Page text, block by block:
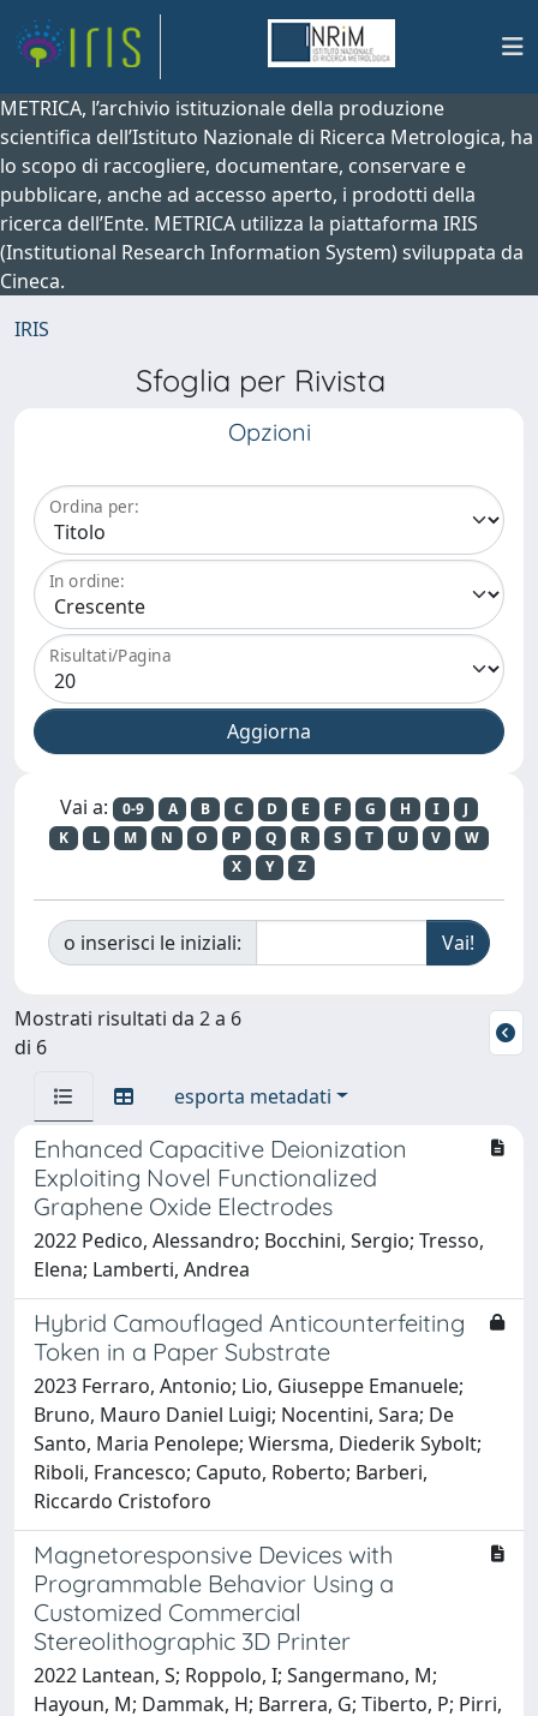
METRICA, l’archivio istituzionale della produzione
scientifica dell’Istituto Nazionale di Ricerca Metrologica, ha
lo scopo di raccogliere, documentare, conservare e
pubblicare, anche ad accesso aperto, i prodotti della
ricerca dell’Ente. METRICA utilizza la piattaforma IRIS
(Institutional Research Information System) sviluppata da
Cineca.
IRIS
Sfoglia per Rivista
Opzioni
Ordina per:
In ordine:
Risultati/Pagina
Vai a: 0-9 A B C D E F G H I
J
K
L M N O P Q R S T U V
W
X
Y Z
o inserisci le iniziali:
Mostrati risultati da 2 a 6
di 6
esporta metadati
Enhanced Capacitive Deionization
Exploiting Novel Functionalized
Graphene Oxide Electrodes
2022 Pedico, Alessandro; Bocchini, Sergio; Tresso,
Elena; Lamberti, Andrea
Hybrid Camouflaged Anticounterfeiting
Token in a Paper Substrate
2023 Ferraro, Antonio; Lio, Giuseppe Emanuele;
Bruno, Mauro Daniel Luigi; Nocentini, Sara; De
Santo, Maria Penolepe; Wiersma, Diederik Sybolt;
Riboli, Francesco; Caputo, Roberto; Barberi,
Riccardo Cristoforo
Magnetoresponsive Devices with
Programmable Behavior Using a
Customized Commercial
Stereolithographic 3D Printer
2022 Lantean, S; Roppolo, I; Sangermano, M;
Hayoun, M; Dammak, H; Barrera, G; Tiberto, P; Pirri,